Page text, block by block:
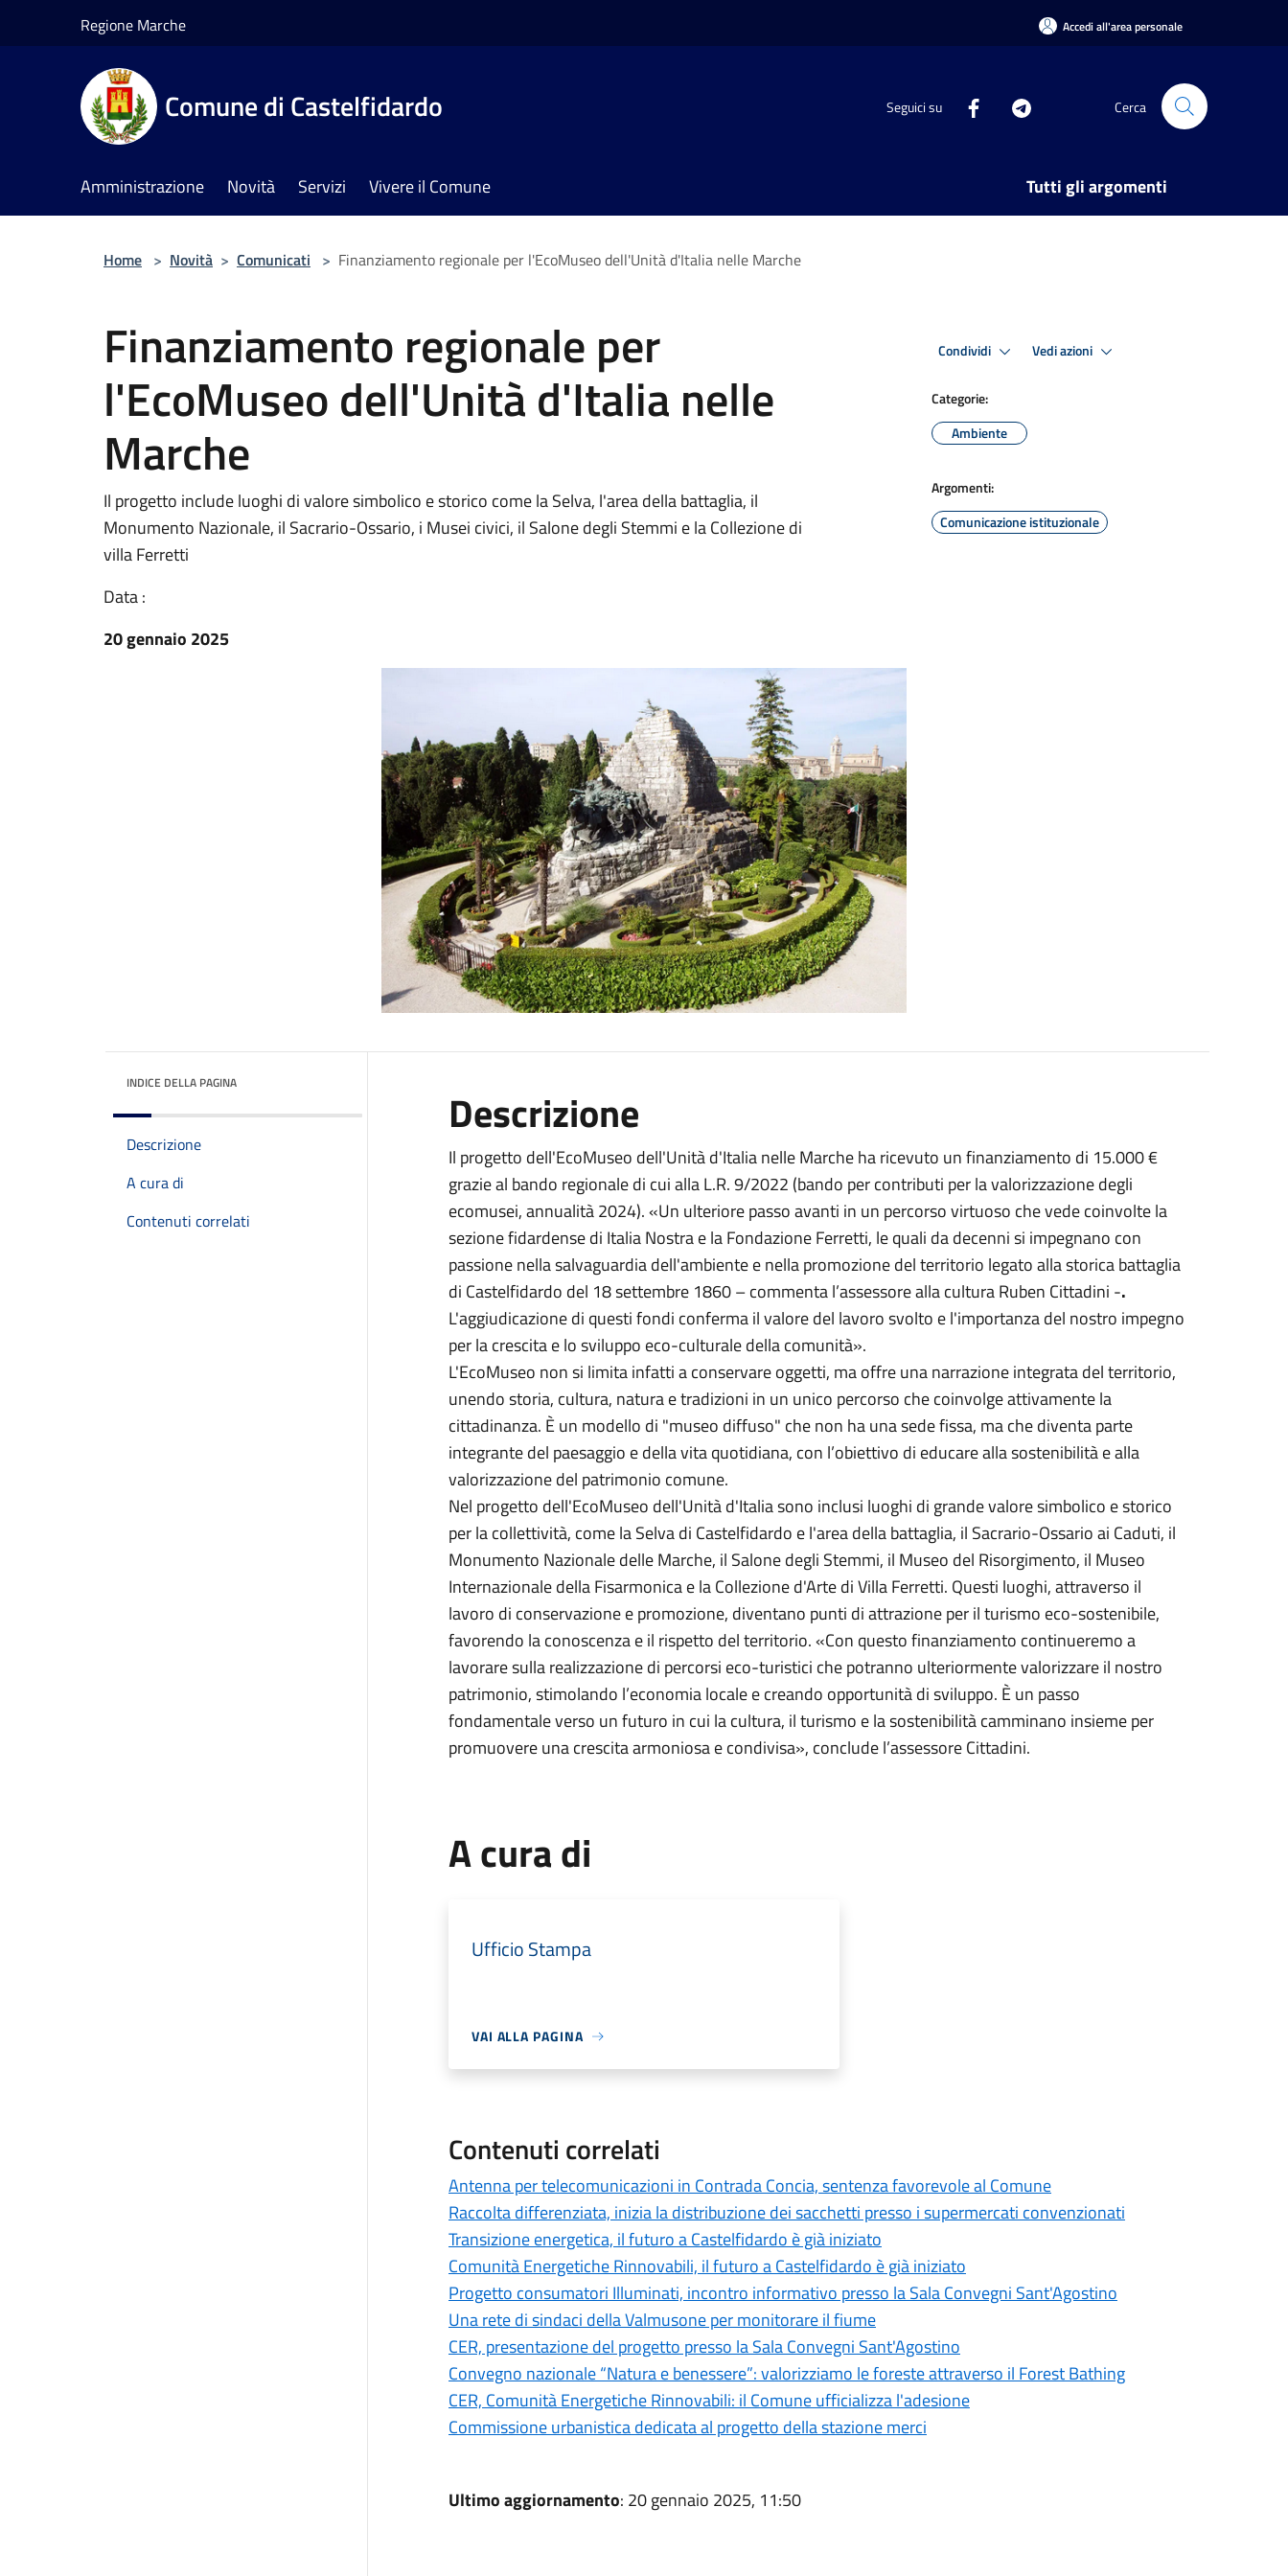
Regione Marche Accedi all'area personale
Comune di Castelfidardo Seguici su Cerca
Amministrazione Novità Servizi Vivere il Comune Tutti gli argomenti
Home > Novità > Comunicati > Finanziamento regionale per l'EcoMuseo dell'Unità d'Italia nelle Marche
Finanziamento regionale per
l'EcoMuseo dell'Unità d'Italia nelle
Marche
Il progetto include luoghi di valore simbolico e storico come la Selva, l'area della battaglia, il
Monumento Nazionale, il Sacrario-Ossario, i Musei civici, il Salone degli Stemmi e la Collezione di
villa Ferretti
Data :
20 gennaio 2025
Condividi Vedi azioni
Categorie:
Ambiente
Argomenti:
Comunicazione istituzionale
INDICE DELLA PAGINA
Descrizione
A cura di
Contenuti correlati
Descrizione
Il progetto dell'EcoMuseo dell'Unità d'Italia nelle Marche ha ricevuto un finanziamento di 15.000 €
grazie al bando regionale di cui alla L.R. 9/2022 (bando per contributi per la valorizzazione degli
ecomusei, annualità 2024). «Un ulteriore passo avanti in un percorso virtuoso che vede coinvolte la
sezione fidardense di Italia Nostra e la Fondazione Ferretti, le quali da decenni si impegnano con
passione nella salvaguardia dell'ambiente e nella promozione del territorio legato alla storica battaglia
di Castelfidardo del 18 settembre 1860 – commenta l’assessore alla cultura Ruben Cittadini -.
L'aggiudicazione di questi fondi conferma il valore del lavoro svolto e l'importanza del nostro impegno
per la crescita e lo sviluppo eco-culturale della comunità».
L'EcoMuseo non si limita infatti a conservare oggetti, ma offre una narrazione integrata del territorio,
unendo storia, cultura, natura e tradizioni in un unico percorso che coinvolge attivamente la
cittadinanza. È un modello di "museo diffuso" che non ha una sede fissa, ma che diventa parte
integrante del paesaggio e della vita quotidiana, con l’obiettivo di educare alla sostenibilità e alla
valorizzazione del patrimonio comune.
Nel progetto dell'EcoMuseo dell'Unità d'Italia sono inclusi luoghi di grande valore simbolico e storico
per la collettività, come la Selva di Castelfidardo e l'area della battaglia, il Sacrario-Ossario ai Caduti, il
Monumento Nazionale delle Marche, il Salone degli Stemmi, il Museo del Risorgimento, il Museo
Internazionale della Fisarmonica e la Collezione d'Arte di Villa Ferretti. Questi luoghi, attraverso il
lavoro di conservazione e promozione, diventano punti di attrazione per il turismo eco-sostenibile,
favorendo la conoscenza e il rispetto del territorio. «Con questo finanziamento continueremo a
lavorare sulla realizzazione di percorsi eco-turistici che potranno ulteriormente valorizzare il nostro
patrimonio, stimolando l’economia locale e creando opportunità di sviluppo. È un passo
fondamentale verso un futuro in cui la cultura, il turismo e la sostenibilità camminano insieme per
promuovere una crescita armoniosa e condivisa», conclude l’assessore Cittadini.
A cura di
Ufficio Stampa
VAI ALLA PAGINA
Contenuti correlati
Antenna per telecomunicazioni in Contrada Concia, sentenza favorevole al Comune
Raccolta differenziata, inizia la distribuzione dei sacchetti presso i supermercati convenzionati
Transizione energetica, il futuro a Castelfidardo è già iniziato
Comunità Energetiche Rinnovabili, il futuro a Castelfidardo è già iniziato
Progetto consumatori Illuminati, incontro informativo presso la Sala Convegni Sant'Agostino
Una rete di sindaci della Valmusone per monitorare il fiume
CER, presentazione del progetto presso la Sala Convegni Sant'Agostino
Convegno nazionale “Natura e benessere”: valorizziamo le foreste attraverso il Forest Bathing
CER, Comunità Energetiche Rinnovabili: il Comune ufficializza l'adesione
Commissione urbanistica dedicata al progetto della stazione merci
Ultimo aggiornamento: 20 gennaio 2025, 11:50